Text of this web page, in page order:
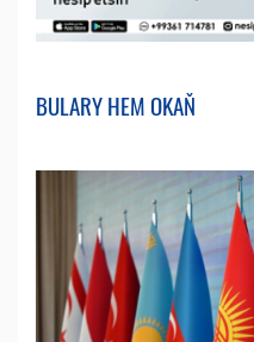
BULARY HEM OKAŇ